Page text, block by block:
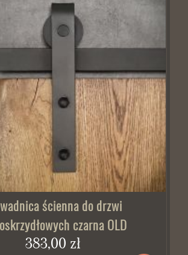
ścienna do drzwi
czarna OLD
383,00 zł